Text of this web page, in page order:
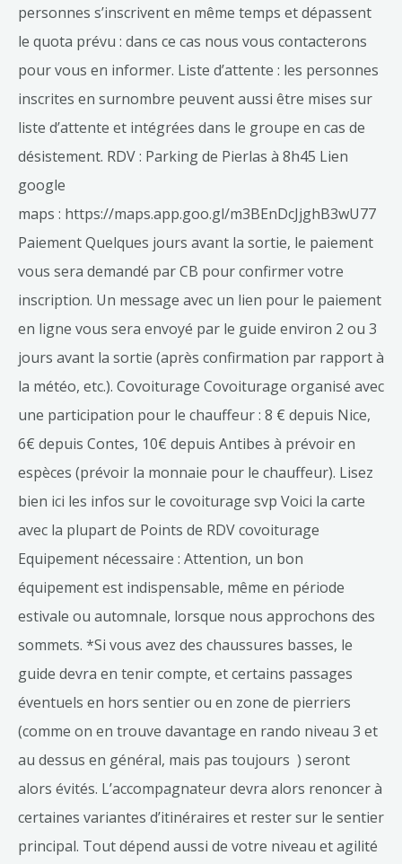
personnes s’inscrivent en même temps et dépassent
le quota prévu : dans ce cas nous vous contacterons
pour vous en informer. Liste d’attente : les personnes
inscrites en surnombre peuvent aussi être mises sur
liste d’attente et intégrées dans le groupe en cas de
désistement. RDV : Parking de Pierlas à 8h45 Lien
google
maps : https://maps.app.goo.gl/m3BEnDcJjghB3wU77
Paiement Quelques jours avant la sortie, le paiement
vous sera demandé par CB pour confirmer votre
inscription. Un message avec un lien pour le paiement
en ligne vous sera envoyé par le guide environ 2 ou 3
jours avant la sortie (après confirmation par rapport à
la météo, etc.). Covoiturage Covoiturage organisé avec
une participation pour le chauffeur : 8 € depuis Nice,
6€ depuis Contes, 10€ depuis Antibes à prévoir en
espèces (prévoir la monnaie pour le chauffeur). Lisez
bien ici les infos sur le covoiturage svp Voici la carte
avec la plupart de Points de RDV covoiturage
Equipement nécessaire : Attention, un bon
équipement est indispensable, même en période
estivale ou automnale, lorsque nous approchons des
sommets. *Si vous avez des chaussures basses, le
guide devra en tenir compte, et certains passages
éventuels en hors sentier ou en zone de pierriers
(comme on en trouve davantage en rando niveau 3 et
au dessus en général, mais pas toujours ) seront
alors évités. L’accompagnateur devra alors renoncer à
certaines variantes d’itinéraires et rester sur le sentier
principal. Tout dépend aussi de votre niveau et agilité